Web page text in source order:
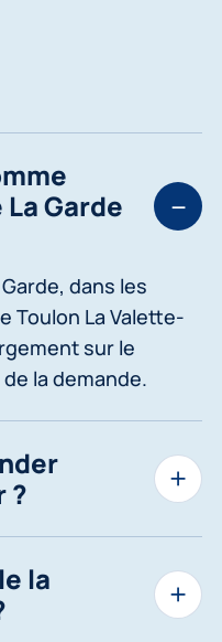
Garde
dans les
Toulon La Valette-
sur le
la demande.
?
la